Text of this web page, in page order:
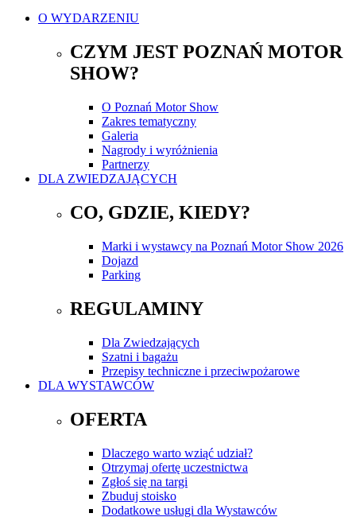
O WYDARZENIU
CZYM JEST POZNAŃ MOTOR
SHOW?
O Poznań Motor Show
Zakres tematyczny
Galeria
Nagrody i wyróżnienia
Partnerzy
DLA ZWIEDZAJĄCYCH
CO, GDZIE, KIEDY?
Marki i wystawcy na Poznań Motor Show 2026
Dojazd
Parking
REGULAMINY
Dla Zwiedzających
Szatni i bagażu
Przepisy techniczne i przeciwpożarowe
DLA WYSTAWCÓW
OFERTA
Dlaczego warto wziąć udział?
Otrzymaj ofertę uczestnictwa
Zgłoś się na targi
Zbuduj stoisko
Dodatkowe usługi dla Wystawców